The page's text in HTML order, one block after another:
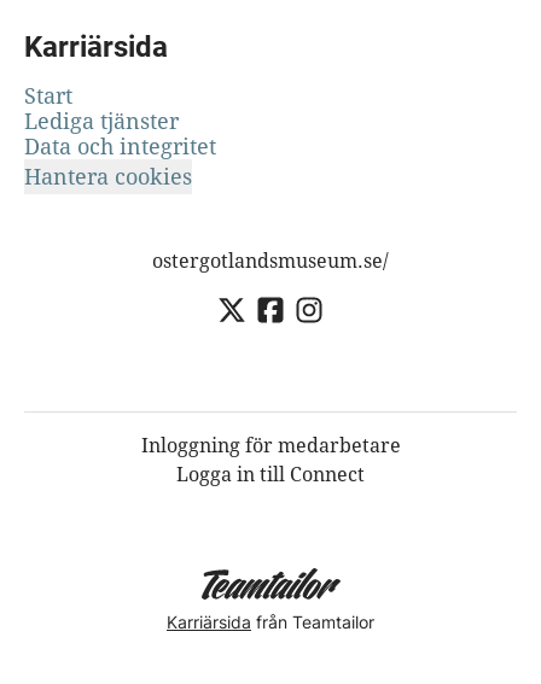
Karriärsida
Start
Lediga tjänster
Data och integritet
Hantera cookies
ostergotlandsmuseum.se/
Inloggning för medarbetare
Logga in till Connect
Karriärsida från Teamtailor